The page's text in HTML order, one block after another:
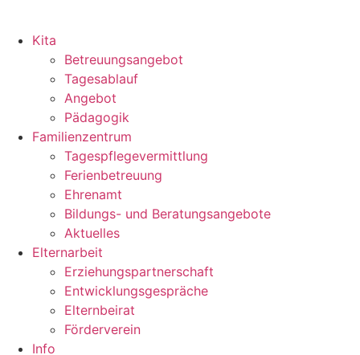
Kita
Betreuungsangebot
Tagesablauf
Angebot
Pädagogik
Familienzentrum
Tagespflegevermittlung
Ferienbetreuung
Ehrenamt
Bildungs- und Beratungsangebote
Aktuelles
Elternarbeit
Erziehungspartnerschaft
Entwicklungsgespräche
Elternbeirat
Förderverein
Info